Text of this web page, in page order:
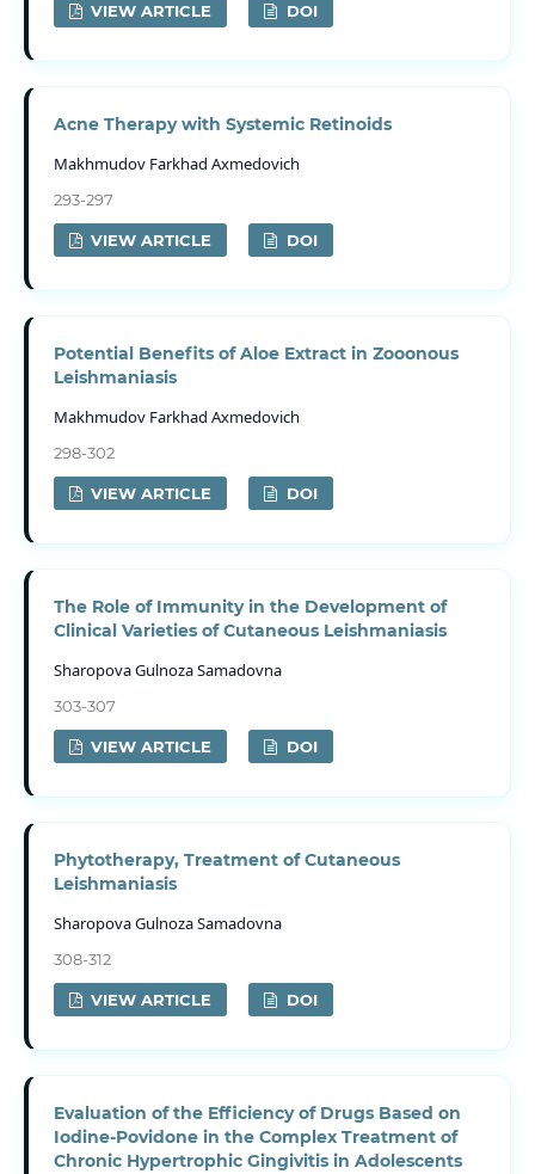
VIEW ARTICLE DOI
Acne Therapy with Systemic Retinoids
Makhmudov Farkhаd Axmedovich
293-297
VIEW ARTICLE DOI
Potential Benefits of Aloe Extract in Zooonous
Leishmaniasis
Makhmudov Farkhаd Axmedovich
298-302
VIEW ARTICLE DOI
Тhe Role of Immunity in the Development of
Clinical Varieties of Cutaneous Leishmaniasis
Sharopova Gulnoza Samadovna
303-307
VIEW ARTICLE DOI
Phytotherapy, Treatment of Cutaneous
Leishmaniasis
Sharopova Gulnoza Samadovna
308-312
VIEW ARTICLE DOI
Evaluation of the Efficiency of Drugs Based on
Iodine-Povidone in the Complex Treatment of
Chronic Hypertrophic Gingivitis in Adolescents